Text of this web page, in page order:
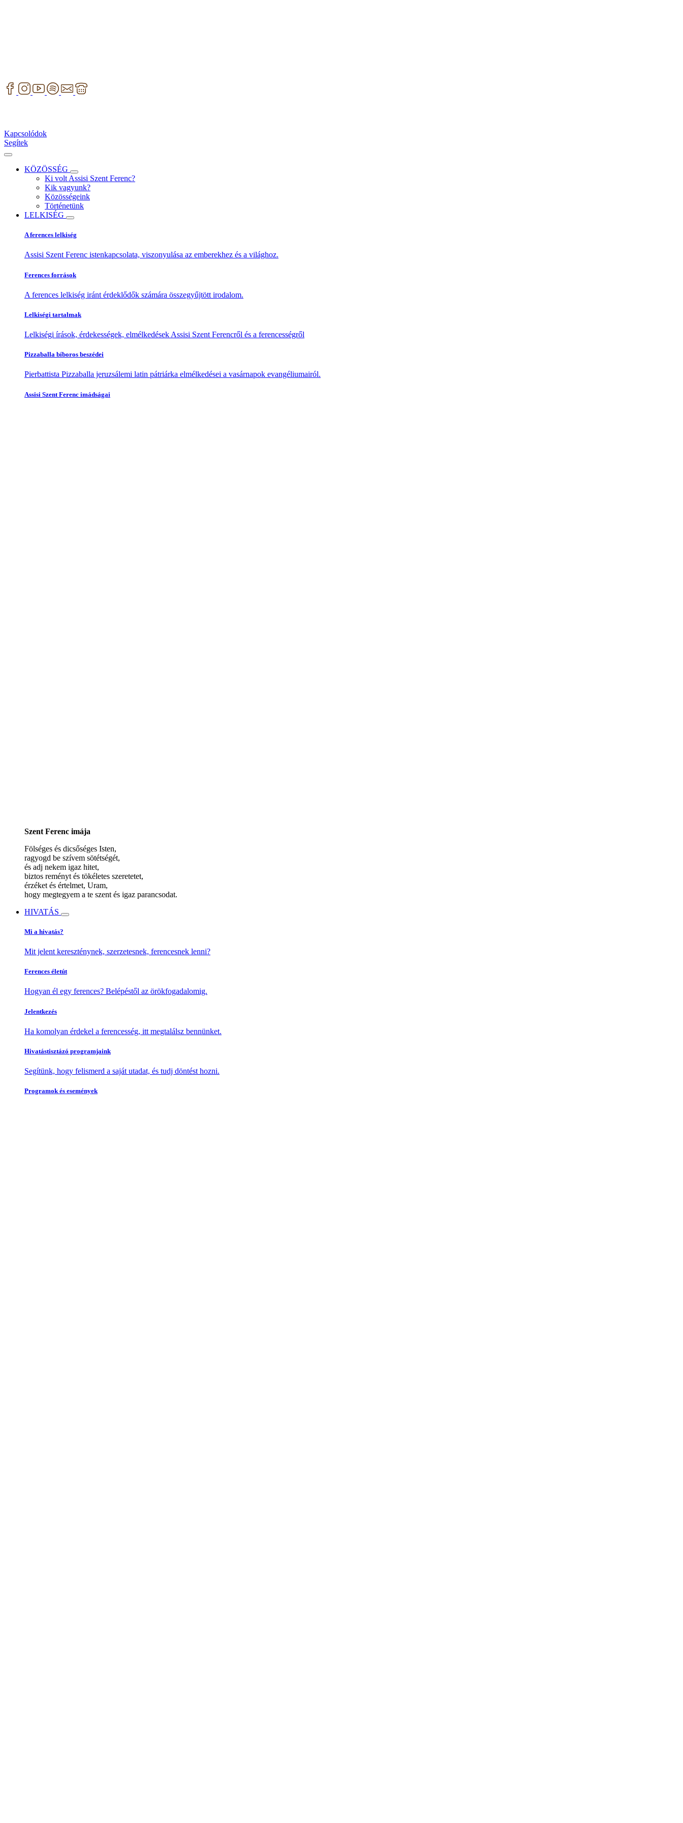
Kapcsolódok
Segítek
KÖZÖSSÉG
Ki volt Assisi Szent Ferenc?
Kik vagyunk?
Közösségeink
Történetünk
LELKISÉG
A ferences lelkiség
Assisi Szent Ferenc istenkapcsolata, viszonyulása az emberekhez és a világhoz.
Ferences források
A ferences lelkiség iránt érdeklődők számára összegyűjtött irodalom.
Lelkiségi tartalmak
Lelkiségi írások, érdekességek, elmélkedések Assisi Szent Ferencről és a ferencességről
Pizzaballa bíboros beszédei
Pierbattista Pizzaballa jeruzsálemi latin pátriárka elmélkedései a vasárnapok evangéliumairól.
Assisi Szent Ferenc imádságai
Szent Ferenc imája
Fölséges és dicsőséges Isten,
ragyogd be szívem sötétségét,
és adj nekem igaz hitet,
biztos reményt és tökéletes szeretetet,
érzéket és értelmet, Uram,
hogy megtegyem a te szent és igaz parancsodat.
HIVATÁS
Mi a hivatás?
Mit jelent kereszténynek, szerzetesnek, ferencesnek lenni?
Ferences életút
Hogyan él egy ferences? Belépéstől az örökfogadalomig.
Jelentkezés
Ha komolyan érdekel a ferencesség, itt megtalálsz bennünket.
Hivatástisztázó programjaink
Segítünk, hogy felismerd a saját utadat, és tudj döntést hozni.
Programok és események